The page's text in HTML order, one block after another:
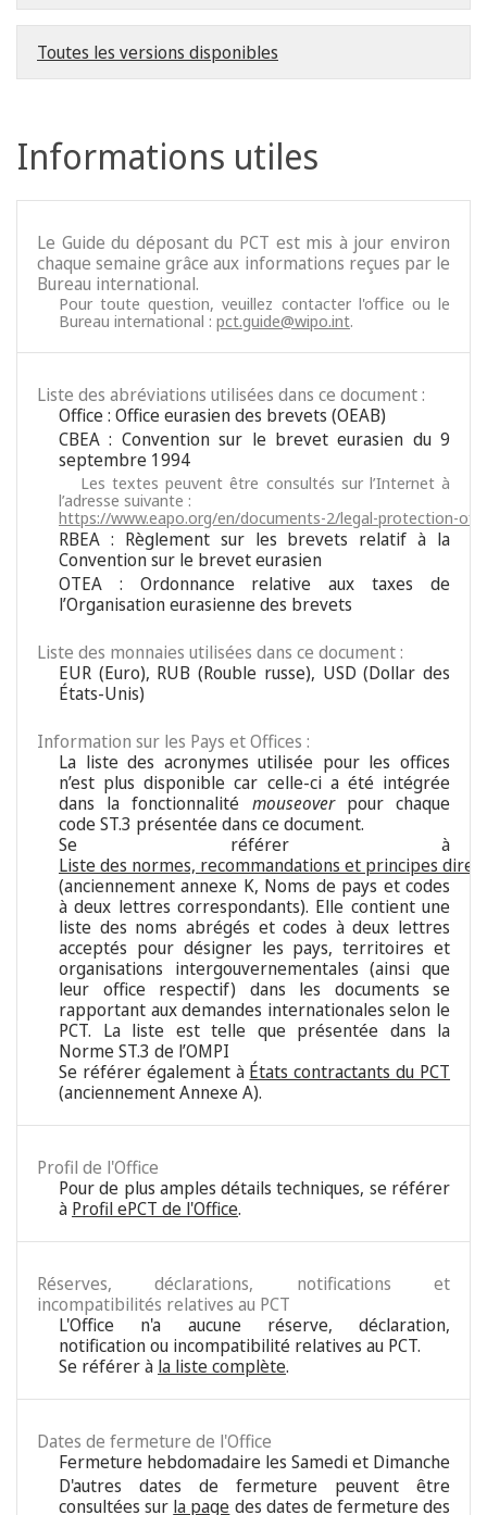
Toutes les versions disponibles
Informations utiles
Le Guide du déposant du PCT est mis à jour environ
chaque semaine grâce aux informations reçues par le
Bureau international.
Pour toute question, veuillez contacter l'office ou le
Bureau international : pct.guide@wipo.int.
Liste des abréviations utilisées dans ce document :
Office : Office eurasien des brevets (OEAB)
CBEA : Convention sur le brevet eurasien du 9
septembre 1994
Les textes peuvent être consultés sur l’Internet à
l’adresse suivante :
https://www.eapo.org/en/documents-2/legal-protection-of-
RBEA : Règlement sur les brevets relatif à la
Convention sur le brevet eurasien
OTEA : Ordonnance relative aux taxes de
l’Organisation eurasienne des brevets
Liste des monnaies utilisées dans ce document :
EUR (Euro), RUB (Rouble russe), USD (Dollar des
États-Unis)
Information sur les Pays et Offices :
La liste des acronymes utilisée pour les offices
n’est plus disponible car celle-ci a été intégrée
dans la fonctionnalité mouseoverpour chaque
code ST.3 présentée dans ce document.
Se référer à
Liste des normes, recommandations et principes
(anciennement annexe K, Noms de pays et codes
à deux lettres correspondants). Elle contient une
liste des noms abrégés et codes à deux lettres
acceptés pour désigner les pays, territoires et
organisations intergouvernementales (ainsi que
leur office respectif) dans les documents se
rapportant aux demandes internationales selon le
PCT. La liste est telle que présentée dans la
Norme ST.3 de l’OMPI
Se référer également à États contractants du PCT
(anciennement Annexe A).
Profil de l'Office
Pour de plus amples détails techniques, se référer
à Profil ePCT de l'Office.
Réserves, déclarations, notifications et
incompatibilités relatives au PCT
L'Office n'a aucune réserve, déclaration,
notification ou incompatibilité relatives au PCT.
Se référer à la liste complète.
Dates de fermeture de l'Office
Fermeture hebdomadaire les Samedi et Dimanche
D'autres dates de fermeture peuvent être
consultées sur la page des dates de fermeture des